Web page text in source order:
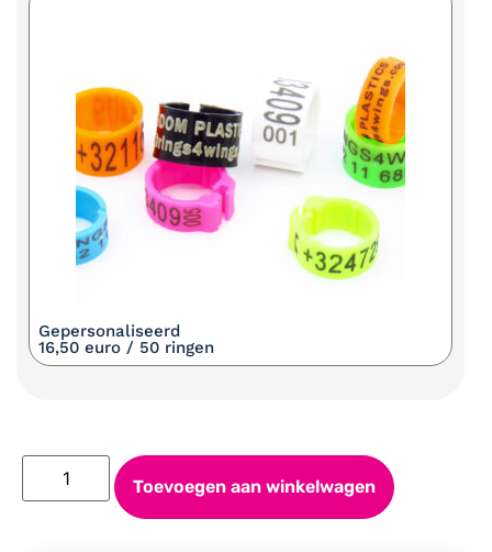
Gepersonaliseerd
16,50 euro / 50 ringen
Toevoegen aan winkelwagen